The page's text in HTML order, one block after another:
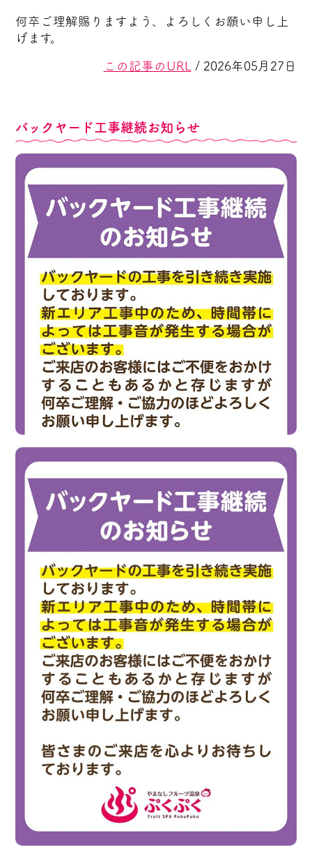
何卒ご理解賜りますよう、よろしくお願い申し上
げます。
この記事のURL / 2026年05月27日
バックヤード工事継続お知らせ